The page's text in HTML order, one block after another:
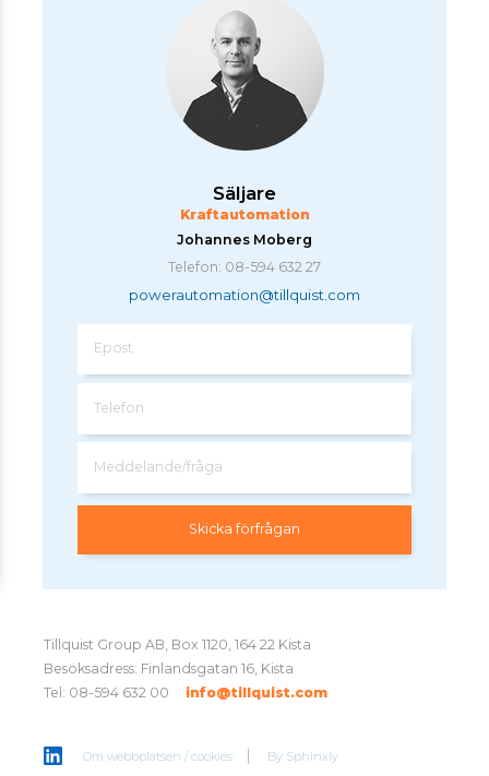
Säljare
Kraftautomation
Johannes Moberg
Telefon: 08-594 632 27
powerautomation@tillquist.com
Epost
Telefon
Meddelande/fråga
Tillquist Group AB, Box 1120, 164 22 Kista
Besöksadress: Finlandsgatan 16, Kista
Tel: 08-594 632 00
info@tillquist.com
Om webbplatsen / cookies By Sphinxly